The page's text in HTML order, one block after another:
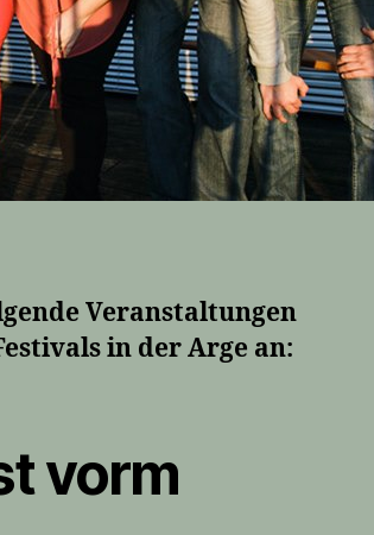
Veranstaltungen
in der Arge an:
vorm